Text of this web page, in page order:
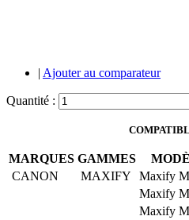
| Ajouter au comparateur
Quantité :
MARQUES GAMMES
CANON
MAXIFY
Maxify
Maxify
Maxify